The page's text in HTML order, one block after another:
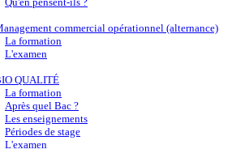
commercial opérationnel (alternance)
La formation
L'examen
QUALITÉ
La formation
Après quel Bac ?
Les enseignements
Périodes de stage
L'examen